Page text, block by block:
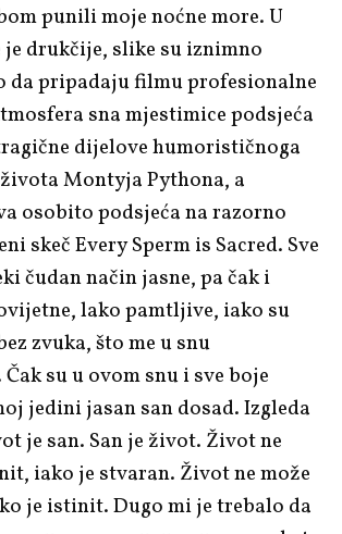
punili moje noćne more. U
je drukčije, slike su iznimno
da pripadaju filmu profesionalne
sna mjestimice podsjeća
dijelove humorističnoga
Montyja Pythona, a
osobito podsjeća na razorno
skečEvery Sperm is Sacred. Sve
čudan način jasne, pa čak i
lako pamtljive, iako su
zvuka, što me u snu
su u ovom snu i sve boje
jedini jasan san dosad. Izgleda
je san. San je život. Život ne
iako je stvaran. Život ne može
je istinit. Dugo mi je trebalo da